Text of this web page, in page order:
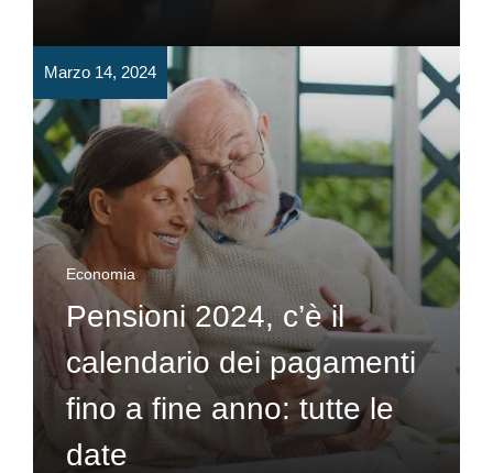
Marzo 14, 2024
Economia
Pensioni 2024, c’è il
calendario dei pagamenti
fino a fine anno: tutte le
date